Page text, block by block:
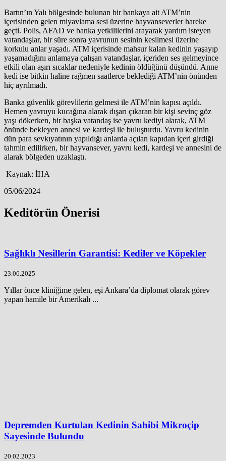
Bartın’ın Yalı bölgesinde bulunan bir bankaya ait ATM’nin
içerisinden gelen miyavlama sesi üzerine hayvanseverler hareke
geçti. Polis, AFAD ve banka yetkililerini arayarak yardım isteyen
vatandaşlar, bir süre sonra yavrunun sesinin kesilmesi üzerine
korkulu anlar yaşadı. ATM içerisinde mahsur kalan kedinin yaşayıp
yaşamadığını anlamaya çalışan vatandaşlar, içeriden ses gelmeyince
etkili olan aşırı sıcaklar nedeniyle kedinin öldüğünü düşündü. Anne
kedi ise bitkin haline rağmen saatlerce beklediği ATM’nin önünden
hiç ayrılmadı.
Banka güvenlik görevlilerin gelmesi ile ATM’nin kapısı açıldı.
Hemen yavruyu kucağına alarak dışarı çıkaran bir kişi sevinç göz
yaşı dökerken, bir başka vatandaş ise yavru kediyi alarak, ATM
önünde bekleyen annesi ve kardeşi ile buluşturdu. Yavru kedinin
dün para sevkıyatının yapıldığı anlarda açılan kapıdan içeri girdiği
tahmin edilirken, bir hayvansever, yavru kedi, kardeşi ve annesini de
alarak bölgeden uzaklaştı.
Kaynak: İHA
05/06/2024
Keditörün Önerisi
Sağlıklı Nesillerin Garantisi: Kediler ve Köpekler
23.06.2025
Yıllar önce kliniğime gelen, eşi Ankara’da diplomat olarak görev
yapan hamile bir Amerikalı ...
Depremden Kurtulan Kedinin Sahibi Mikroçip
Sayesinde Bulundu
20.02.2023